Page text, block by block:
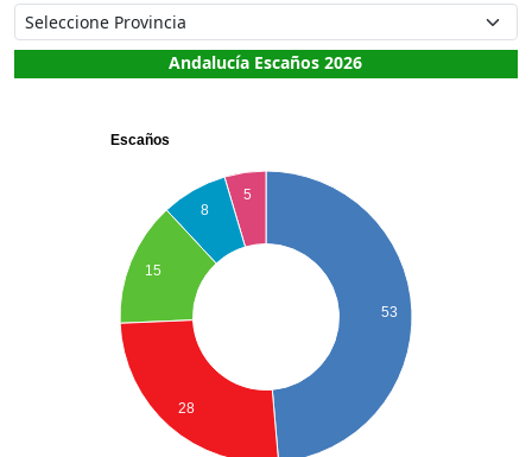
Andalucía Escaños 2026
Escaños
53
5
8
15
28